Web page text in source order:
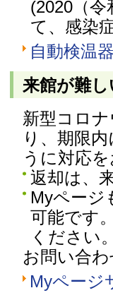
(2020（
て、感染
自動検温
来館が難
新型コロ
り、期限
うに対応
返却は、
Myページ
可能です
ください
お問い合
Myページ